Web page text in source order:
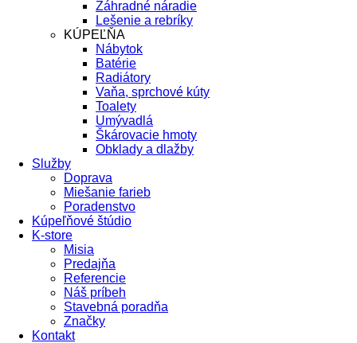
Záhradné náradie
Lešenie a rebríky
KÚPEĽŇA
Nábytok
Batérie
Radiátory
Vaňa, sprchové kúty
Toalety
Umývadlá
Škárovacie hmoty
Obklady a dlažby
Služby
Doprava
Miešanie farieb
Poradenstvo
Kúpeľňové štúdio
K-store
Misia
Predajňa
Referencie
Náš príbeh
Stavebná poradňa
Značky
Kontakt